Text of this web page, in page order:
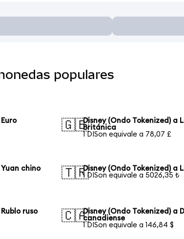
populares
🇬🇧Disney (Ondo Tokenized) a
Británica
1 DISon equivale a 78,07 £
chino
🇹🇷Disney (Ondo Tokenized) a
1 DISon equivale a 5026,35 ₺
ruso
🇨🇦Disney (Ondo Tokenized) a
canadiense
1 DISon equivale a 146,84 $